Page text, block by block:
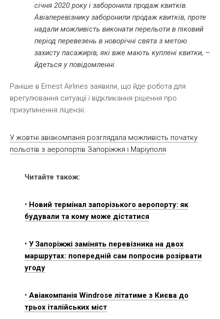
січня 2020 року і заборонила продаж квитків.
Авіаперевізнику заборонили продаж квитків, проте
надали можливість виконати перельоти в піковий
період перевезень в новорічні свята з метою
захисту пасажирів, які вже мають куплені квитки, –
йдеться у повідомленні.
Раніше в Ernest Airlines заявили, що йде робота для
врегулювання ситуації і відкликання рішення про
призупинення ліцензії.
У жовтні авіакомпанія розглядала можливість початку
польотів з аеропортів Запоріжжя і Маріуполя.
Читайте також:
• Новий термінал запорізького аеропорту: як
будували та кому може дістатися
• У Запоріжжі замінять перевізника на двох
маршрутах: попередній сам попросив розірвати
угоду
• Авіакомпанія Windrose літатиме з Києва до
трьох італійських міст